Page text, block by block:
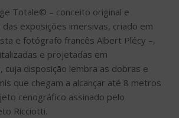
Totale© – conceito original e
exposições imersivas, criado em
e fotógrafo francês Albert Plécy –,
e projetadas em
cuja disposição lembra as dobras e
que chegam a alcançar até 8 metros
cenográfico assinado pelo
Ricciotti.